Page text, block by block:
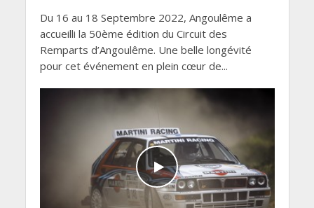
Du 16 au 18 Septembre 2022, Angoulême a
accueilli la 50ème édition du Circuit des
Remparts d’Angoulême. Une belle longévité
pour cet événement en plein cœur de...